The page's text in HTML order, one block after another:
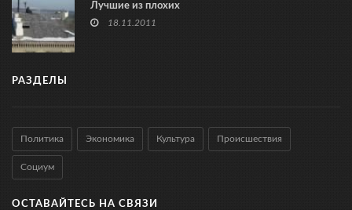
Лучшие из плохих
18.11.2011
РАЗДЕЛЫ
Политика Экономика Культура Происшествия
Социум
ОСТАВАЙТЕСЬ НА СВЯЗИ